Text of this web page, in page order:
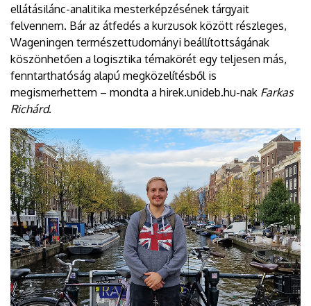
ellátásilánc-analitika mesterképzésének tárgyait
felvennem. Bár az átfedés a kurzusok között részleges,
Wageningen természettudományi beállítottságának
köszönhetően a logisztika témakörét egy teljesen más,
fenntarthatóság alapú megközelítésből is
megismerhettem – mondta a hirek.unideb.hu-nak Farkas
Richárd.